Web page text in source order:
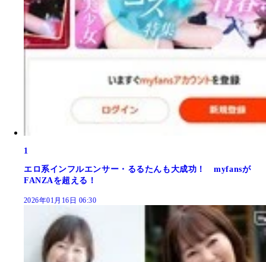
1
エロ系インフルエンサー・るるたんも大成功！ myfansが
FANZAを超える！
2026年01月16日 06:30